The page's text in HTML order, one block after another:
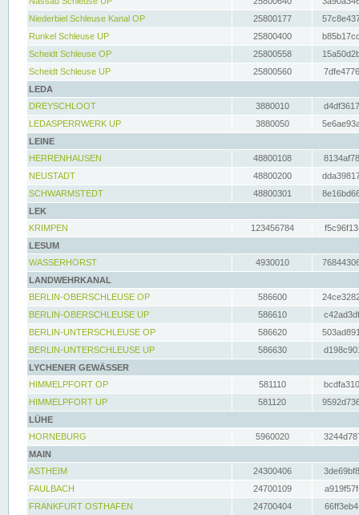
Niederbiel Schleuse Kanal OP
25800177
Runkel Schleuse UP
25800400
Scheidt Schleuse OP
25800558
Scheidt Schleuse UP
25800560
LEDA
DREYSCHLOOT
3880010
LEDASPERRWERK UP
3880050
LEINE
HERRENHAUSEN
48800108
NEUSTADT
48800200
SCHWARMSTEDT
48800301
LEK
KRIMPEN
123456784
LESUM
WASSERHORST
4930010
LANDWEHRKANAL
BERLIN-OBERSCHLEUSE OP
586600
BERLIN-OBERSCHLEUSE UP
586610
BERLIN-UNTERSCHLEUSE OP
586620
BERLIN-UNTERSCHLEUSE UP
586630
LYCHENER GEWÄSSER
HIMMELPFORT OP
581110
HIMMELPFORT UP
581120
LÜHE
HORNEBURG
5960020
MAIN
ASTHEIM
24300406
FAULBACH
24700109
FRANKFURT OSTHAFEN
24700404